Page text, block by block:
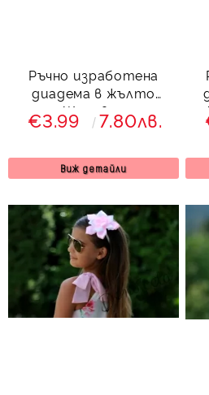
Ръчно изработена
диадема в жълто
Жеравна
€3.99 7.80лв.
Виж детайли